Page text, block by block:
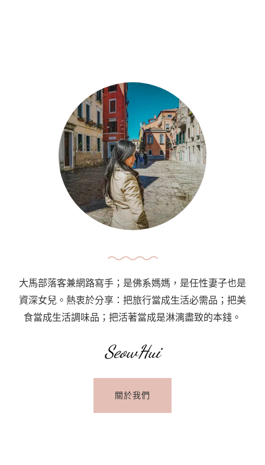
大馬部落客兼網路寫手；是佛系媽媽，是任性妻子也是
資深女兒。熱衷於分享：把旅行當成生活必需品；把美
食當成生活調味品；把活著當成是淋漓盡致的本錢。
SeowHui
關於我們